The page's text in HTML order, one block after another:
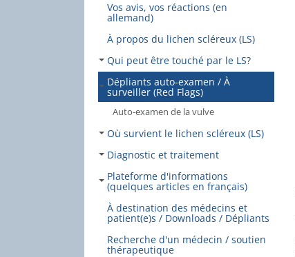
Vos avis, vos réactions (en
allemand)
À propos du lichen scléreux (LS)
Qui peut être touché par le LS?
Dépliants auto-examen / À
surveiller (Red Flags)
Auto-examen de la vulve
Où survient le lichen scléreux (LS)
Diagnostic et traitement
Plateforme d'informations
(quelques articles en français)
À destination des médecins et
patient(e)s / Downloads / Dépliants
Recherche d'un médecin / soutien
thérapeutique